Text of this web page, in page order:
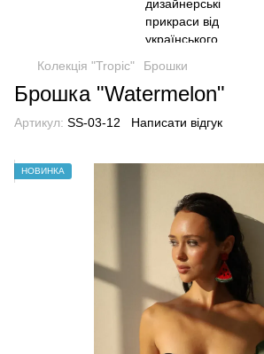
Колекція "Tropic" Брошки
Брошка "Watermelon"
Артикул: SS-03-12 Написати відгук
НОВИНКА